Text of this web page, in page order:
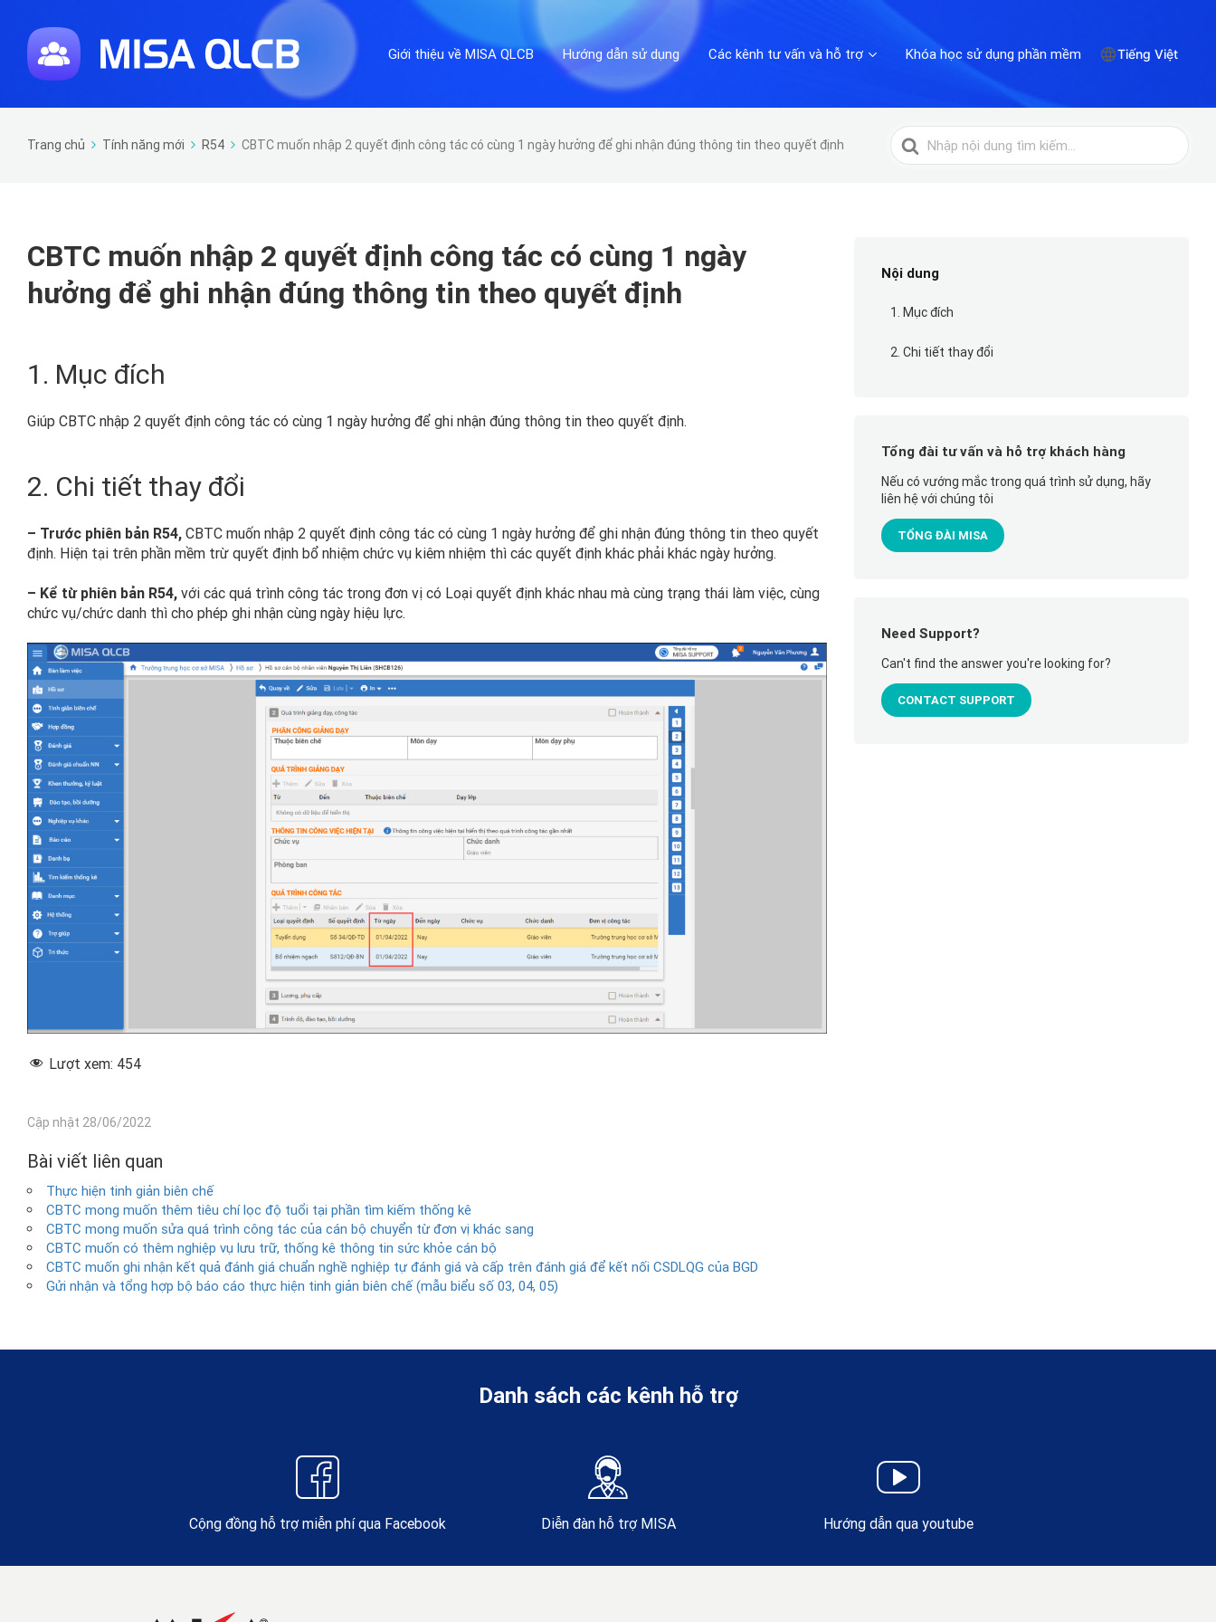
Giới thiệu về MISA QLCB Hướng dẫn sử dụng Các kênh tư vấn và hỗ trợ Khóa học sử dụng phần mềm Tiếng Việt
Trang chủ Tính năng mới R54 CBTC muốn nhập 2 quyết định công tác có cùng 1 ngày hưởng để ghi nhận đúng thông tin theo quyết định
Tìm
kiếm
CBTC muốn nhập 2 quyết định công tác có cùng 1 ngày
hưởng để ghi nhận đúng thông tin theo quyết định
1. Mục đích
Giúp CBTC nhập 2 quyết định công tác có cùng 1 ngày hưởng để ghi nhận đúng thông tin theo quyết định.
2. Chi tiết thay đổi
– Trước phiên bản R54, CBTC muốn nhập 2 quyết định công tác có cùng 1 ngày hưởng để ghi nhận đúng thông tin theo quyết
định. Hiện tại trên phần mềm trừ quyết định bổ nhiệm chức vụ kiêm nhiệm thì các quyết định khác phải khác ngày hưởng.
– Kể từ phiên bản R54, với các quá trình công tác trong đơn vị có Loại quyết định khác nhau mà cùng trạng thái làm việc, cùng
chức vụ/chức danh thì cho phép ghi nhận cùng ngày hiệu lực.
Lượt xem: 454
Cập nhật 28/06/2022
Bài viết liên quan
Thực hiện tinh giản biên chế
CBTC mong muốn thêm tiêu chí lọc độ tuổi tại phần tìm kiếm thống kê
CBTC mong muốn sửa quá trình công tác của cán bộ chuyển từ đơn vị khác sang
CBTC muốn có thêm nghiệp vụ lưu trữ, thống kê thông tin sức khỏe cán bộ
CBTC muốn ghi nhận kết quả đánh giá chuẩn nghề nghiệp tự đánh giá và cấp trên đánh giá để kết nối CSDLQG của BGD
Gửi nhận và tổng hợp bộ báo cáo thực hiện tinh giản biên chế (mẫu biểu số 03, 04, 05)
Nội dung
1. Mục đích
2. Chi tiết thay đổi
Tổng đài tư vấn và hỗ trợ khách hàng
Nếu có vướng mắc trong quá trình sử dụng, hãy
liên hệ với chúng tôi
TỔNG ĐÀI MISA
Need Support?
Can't find the answer you're looking for?
CONTACT SUPPORT
Danh sách các kênh hỗ trợ
Cộng đồng hỗ trợ miễn phí qua Facebook Diễn đàn hỗ trợ MISA Hướng dẫn qua youtube